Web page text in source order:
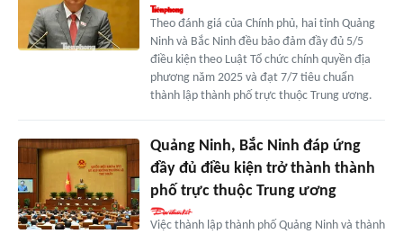
Theo đánh giá của Chính phủ, hai tỉnh Quảng
Ninh và Bắc Ninh đều bảo đảm đầy đủ 5/5
điều kiện theo Luật Tổ chức chính quyền địa
phương năm 2025 và đạt 7/7 tiêu chuẩn
thành lập thành phố trực thuộc Trung ương.
Quảng Ninh, Bắc Ninh đáp ứng
đầy đủ điều kiện trở thành thành
phố trực thuộc Trung ương
Việc thành lập thành phố Quảng Ninh và thành